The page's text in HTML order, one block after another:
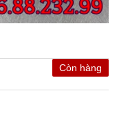
Còn hàng